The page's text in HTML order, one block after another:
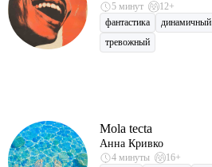
5 минут
12+
фантастика
динамичный
тревожный
Mola tecta
Анна Кривко
4 минуты
16+